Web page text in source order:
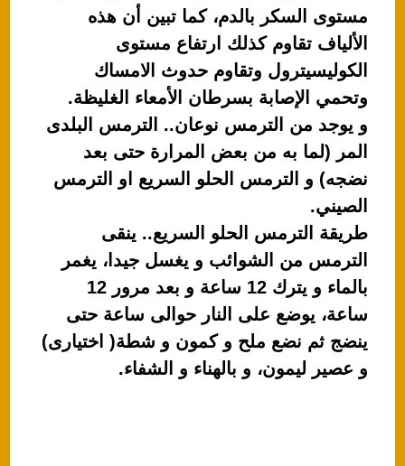
مستوى السكر بالدم، كما تبين أن هذه
الألياف تقاوم كذلك ارتفاع مستوى
الكوليسيترول وتقاوم حدوث الامساك
وتحمي الإصابة بسرطان الأمعاء الغليظة.
و يوجد من الترمس نوعان.. الترمس البلدى
المر (لما به من بعض المرارة حتى بعد
نضجه) و الترمس الحلو السريع او الترمس
الصيني.
طريقة الترمس الحلو السريع.. ينقى
الترمس من الشوائب و يغسل جيدا، يغمر
بالماء و يترك 12 ساعة و بعد مرور 12
ساعة، يوضع على النار حوالى ساعة حتى
ينضج ثم نضع ملح و كمون و شطة( اختيارى)
و عصير ليمون، و بالهناء و الشفاء.